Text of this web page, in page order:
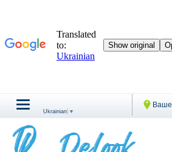
Ваше
Ukrainian ▼